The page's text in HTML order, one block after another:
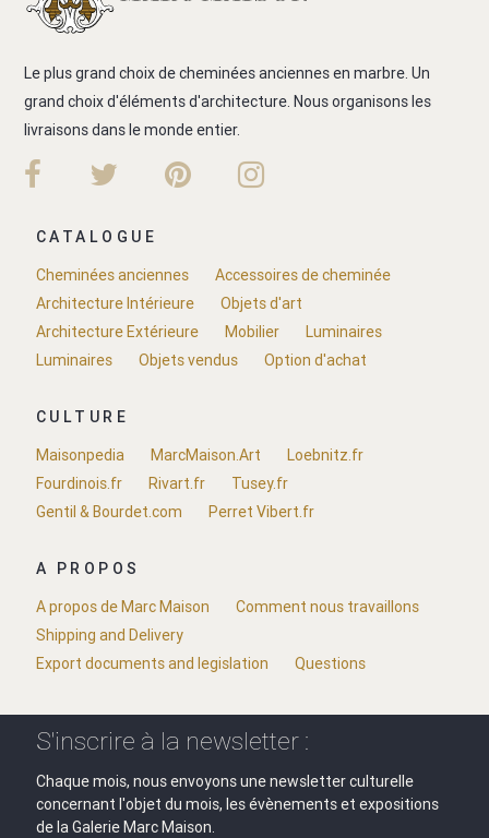
Le plus grand choix de cheminées anciennes en marbre. Un
grand choix d'éléments d'architecture. Nous organisons les
livraisons dans le monde entier.
CATALOGUE
Cheminées anciennes
Accessoires de cheminée
Architecture Intérieure
Objets d'art
Architecture Extérieure
Mobilier
Luminaires
Luminaires
Objets vendus Option d'achat
CULTURE
Maisonpedia
MarcMaison.Art
Loebnitz.fr
Fourdinois.fr
Rivart.fr
Tusey.fr
Gentil & Bourdet.com
Perret Vibert.fr
A PROPOS
A propos de Marc Maison
Comment nous travaillons
Shipping and Delivery
Export documents and legislation
Questions
S'inscrire à la newsletter :
Chaque mois, nous envoyons une newsletter culturelle
concernant l'objet du mois, les évènements et expositions
de la Galerie Marc Maison.